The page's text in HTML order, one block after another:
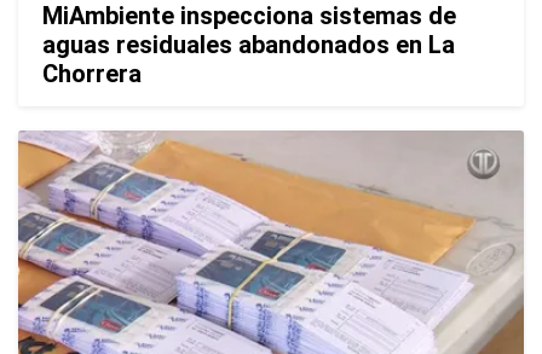
MiAmbiente inspecciona sistemas de
aguas residuales abandonados en La
Chorrera